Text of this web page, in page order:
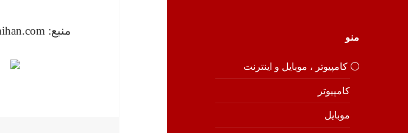
منو
⚪️ کامپیوتر ، موبایل و اینترنت
کامپیوتر
موبایل
منبع: hammihan.com